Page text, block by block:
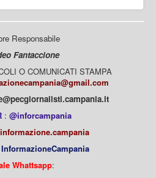
Responsabile
Fantaccione
O COMUNICATI STAMPA
: @inforcampania
informazione.campania
InformazioneCampania
Whattsapp: